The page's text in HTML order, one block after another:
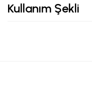
Kullanım Şekli